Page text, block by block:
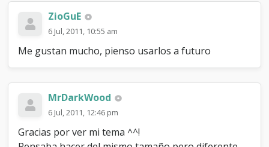
ZioGuE
6 Jul, 2011, 10:55 am
Me gustan mucho, pienso usarlos a futuro
MrDarkWood
6 Jul, 2011, 12:46 pm
Gracias por ver mi tema ^^!